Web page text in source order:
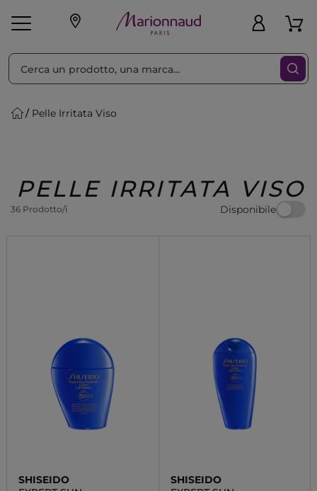
Make-up Profumi
Regalo
Pelle Irritata Viso
PELLE IRRITATA VISO
36 Prodotto/i Disponibile
Ordina per Filtra
SHISEIDO
SHISEIDO